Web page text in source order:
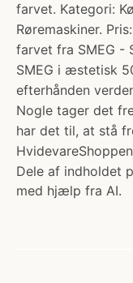
farvet. Kategori:
Røremaskiner.
farvet fra SMEG -
SMEG i æstetisk
efterhånden
Nogle tager det
har det til, at stå
Dele af indholdet
med hjælp fra AI.